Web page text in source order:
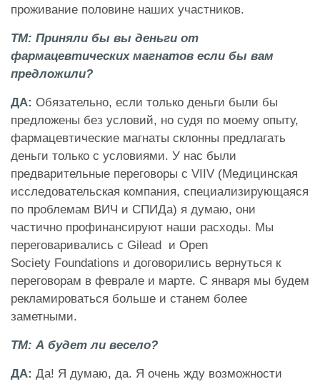
проживание половине наших участников.
ТМ: Приняли бы вы деньги от
фармацевтических магнатов если бы вам
предложили?
ДА: Обязательно, если только деньги были бы
предложены без условий, но судя по моему опыту,
фармацевтические магнаты склонны предлагать
деньги только с условиями. У нас были
предварительные переговоры с VIIV (Медицинская
исследовательская компания, специализирующаяся
по проблемам ВИЧ и СПИДа) я думаю, они
частично профинансируют наши расходы. Мы
переговаривались с Gilead и Open
Society Foundations и договорились вернуться к
переговорам в феврале и марте. С января мы будем
рекламироваться больше и станем более
заметными.
ТМ: А будет ли весело?
ДА: Да! Я думаю, да. Я очень жду возможности